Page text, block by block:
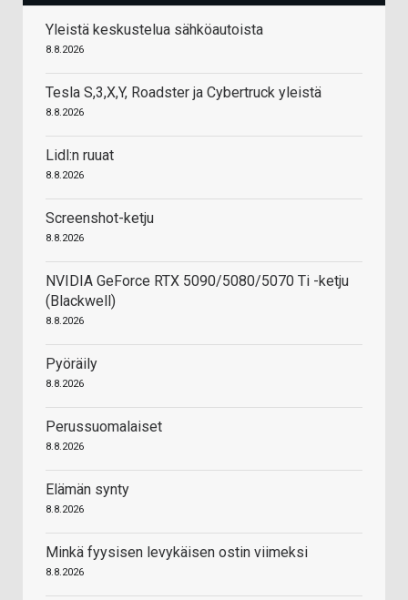
Yleistä keskustelua sähköautoista
8.8.2026
Tesla S,3,X,Y, Roadster ja Cybertruck yleistä
8.8.2026
Lidl:n ruuat
8.8.2026
Screenshot-ketju
8.8.2026
NVIDIA GeForce RTX 5090/5080/5070 Ti -ketju
(Blackwell)
8.8.2026
Pyöräily
8.8.2026
Perussuomalaiset
8.8.2026
Elämän synty
8.8.2026
Minkä fyysisen levykäisen ostin viimeksi
8.8.2026